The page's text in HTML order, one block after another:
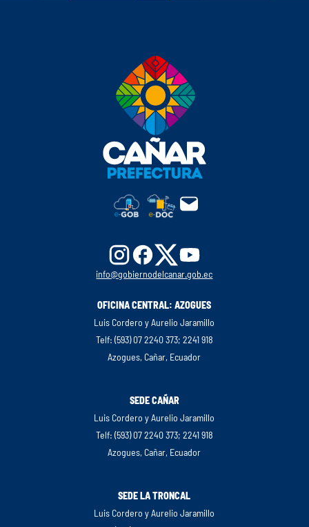
info@gobiernodelcanar.gob.ec
OFICINA CENTRAL: AZOGUES
Luis Cordero y Aurelio Jaramillo
Telf: (593) 07 2240 373; 2241 918
Azogues, Cañar, Ecuador
SEDE CAÑAR
Luis Cordero y Aurelio Jaramillo
Telf: (593) 07 2240 373; 2241 918
Azogues, Cañar, Ecuador
SEDE LA TRONCAL
Luis Cordero y Aurelio Jaramillo